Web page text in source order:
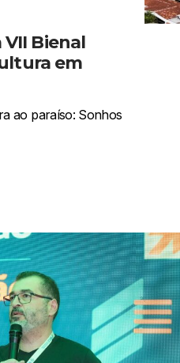
VII Bienal
em
ao paraíso: Sonhos